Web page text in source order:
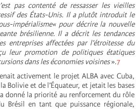
pas contenté de ressasser les vieilles
des États-Unis. Il a plutôt introduit le
impérialisme« pour décrire la nouvelle
brésilienne. Il a décrit les tendances
entreprises affectées par l’étroitesse du
leur promotion de politiques étatiques
dans les économies voisines».7
activement le projet ALBA avec Cuba,
Bolivie et de l’Équateur, et jetait les bases
donné la priorité au renforcement du rôle
Brésil en tant que puissance régionale,